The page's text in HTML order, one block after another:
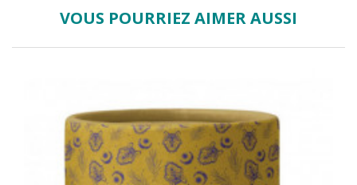
VOUS POURRIEZ AIMER AUSSI